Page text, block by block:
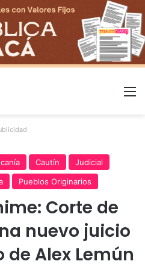
Cautín
Judicial
Pueblos Originarios
Corte de
nuevo juicio
Alex Lemún